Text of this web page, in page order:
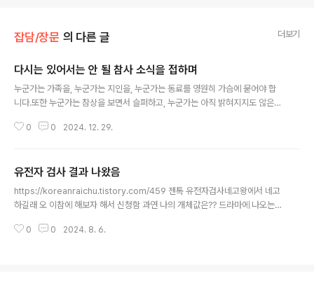
잡담/장문 의 다른 글 더보기
다시는 있어서는 안 될 참사 소식을 접하며
누군가는 가족을, 누군가는 지인을, 누군가는 동료를 영원히 가슴에 묻어야 합
니다.또한 누군가는 참상을 보면서 슬퍼하고, 누군가는 아직 밝혀지지도 않은
다. 고인들이 편히 잠들기를.그리고 남은 사람들의 슬픔이 언젠가는 나아지기
고 아픈 상처를 칼로 들쑤시는 게 말이 된다고 생각하세요? 그리고 피해자 나이
로 대충 몇년생인지는 니들이 계산하셔야죠. 기자라는 직업은 현장 들쑤시고 민
폐나 끼치라고 있는 직업이 아닙니다. 직업 인식좀 망치지 마십쇼. PS. 잔머리
0 0 2024. 12. 29.
유전자 검사 결과 나왔음
https://koreanraichu.tistory.com/459 젠톡 유전자검사네고왕에서 네고
하길래 오 이참에 해보자 해서 신청함 과연 나의 개체값은?? 드라마에 나오는
그런거 아닙니다.koreanraichu.tistory.com 비만:1. 팔다리 말고 배에 살
0 0 2024. 8. 6.